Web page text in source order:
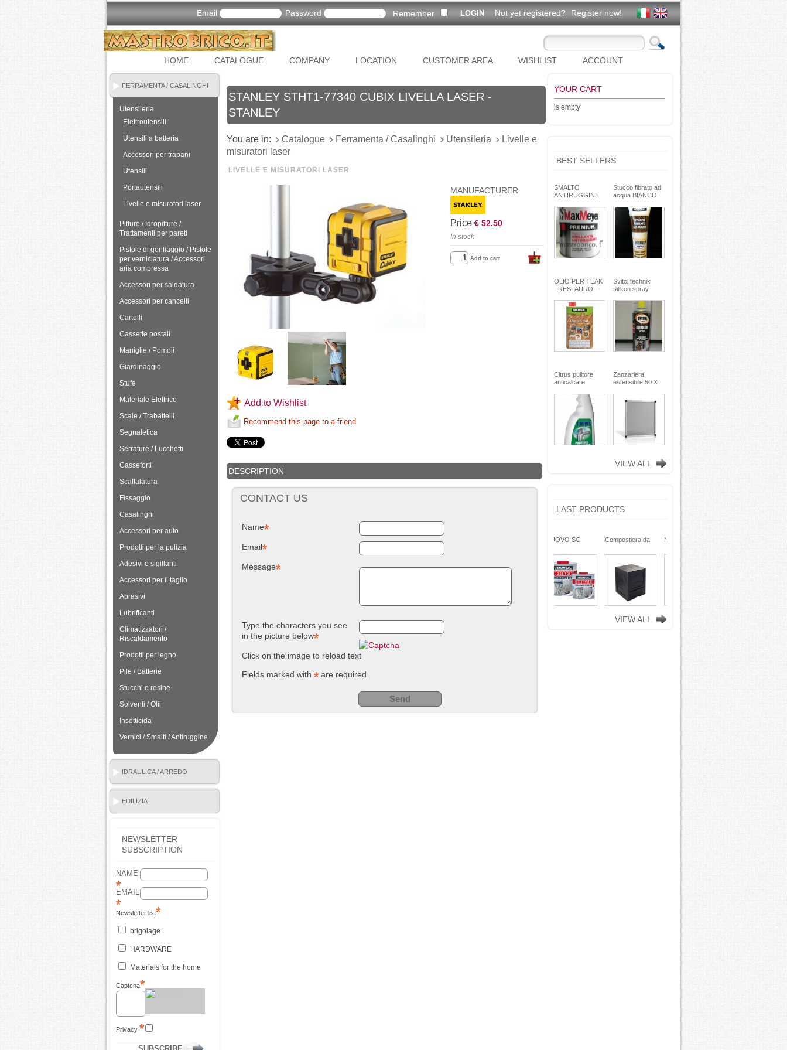
Email Password Remember Not yet registered? Register now!
HOME CATALOGUE COMPANY LOCATION CUSTOMER AREA WISHLIST ACCOUNT
FERRAMENTA / CASALINGHI
Utensileria
Elettroutensili
Utensili a batteria
Accessori per trapani
Utensili
Portautensili
Livelle e misuratori laser
Pitture / Idropitture /
Trattamenti per pareti
Pistole di gonfiaggio / Pistole
per verniciatura / Accessori
aria compressa
Accessori per saldatura
Accessori per cancelli
Cartelli
Cassette postali
Maniglie / Pomoli
Giardinaggio
Stufe
Materiale Elettrico
Scale / Trabattelli
Segnaletica
Serrature / Lucchetti
Casseforti
Scaffalatura
Fissaggio
Casalinghi
Accessori per auto
Prodotti per la pulizia
Adesivi e sigillanti
Accessori per il taglio
Abrasivi
Lubrificanti
Climatizzatori /
Riscaldamento
Prodotti per legno
Pile / Batterie
Stucchi e resine
Solventi / Olii
Insetticida
Vernici / Smalti / Antiruggine
IDRAULICA / ARREDO
BAGNO
EDILIZIA
NEWSLETTER
SUBSCRIPTION
NAME
EMAIL
Newsletter list
brigolage
HARDWARE
Materials for the home
Captcha
Privacy
STANLEY STHT1-77340 CUBIX LIVELLA LASER -
STANLEY
You are in: Catalogue Ferramenta / Casalinghi Utensileria
Livelle e
misuratori laser
LIVELLE E MISURATORI LASER
Add to Wishlist
Recommend this page to a friend
MANUFACTURER
Price € 52.50
In stock
Add to cart
DESCRIPTION
CONTACT US
Name
Email
Message
Type the characters you see
in the picture below
Click on the image to reload text
Fields marked with
are required
YOUR CART
is empty
BEST SELLERS
SMALTO
ANTIRUGGINE
gel - non cola -
Max Meyer
Stucco fibrato ad
acqua BIANCO
riempitivo non si
spacca -
TEKNICA
OLIO PER TEAK
- RESTAURO -
di oli pregiati -
MaxMeyer -
TEKNICA
Svitol technik
silikon spray
Citrus pulitore
anticalcare
con nebulizzatore
- faren industrie
chimiche spa
Zanzariera
estensibile 50 X
VIEW ALL
LAST PRODUCTS
sverniciatore
pini (COPY) -
260 Lt. nero
NUOVO SC
sverniciatore
universale - tre
pini (COPY) -
TEKNICA
Compostiera da
plastica riciclata
260 Lt. nero
VIEW ALL